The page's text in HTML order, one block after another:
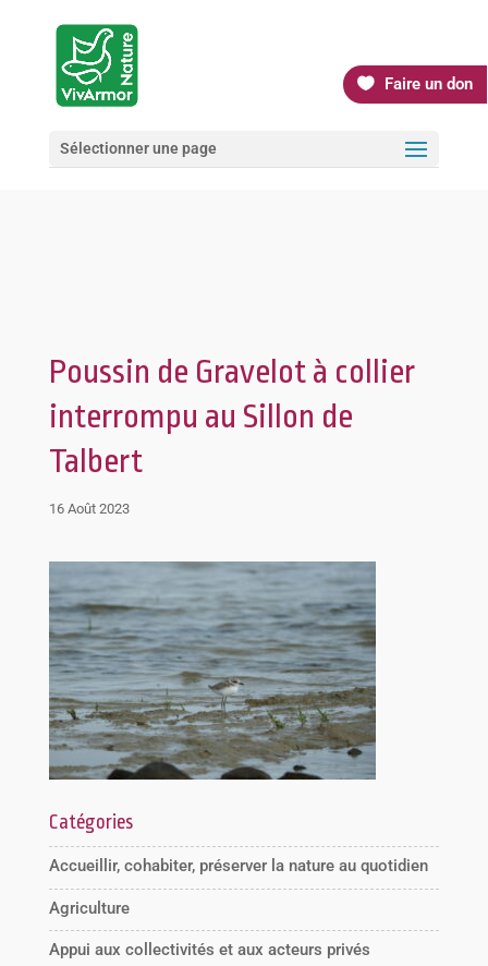
Faire un don
Sélectionner une page
Poussin de Gravelot à collier
interrompu au Sillon de
Talbert
16 Août 2023
Catégories
Accueillir, cohabiter, préserver la nature au quotidien
Agriculture
Appui aux collectivités et aux acteurs privés